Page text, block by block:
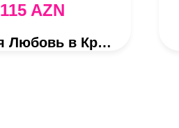
115 AZN
Розовая Любовь в Красной Коробке